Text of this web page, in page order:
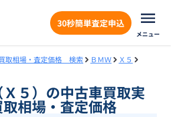
30秒簡単査定申込
メニュー
取相場・査定価格 検索 ＢＭＷ
Ｘ５
５）の中古車買取実
相場・査定価格